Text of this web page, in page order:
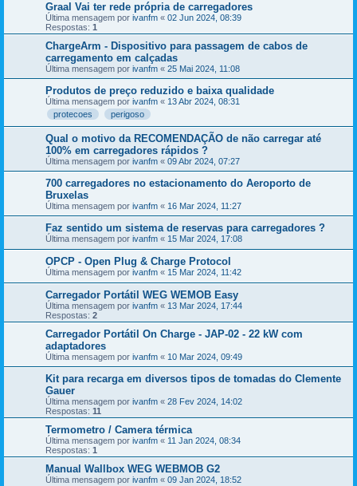
Graal Vai ter rede própria de carregadores
Última mensagem por ivanfm « 02 Jun 2024, 08:39
Respostas: 1
ChargeArm - Dispositivo para passagem de cabos de
carregamento em calçadas
Última mensagem por ivanfm « 25 Mai 2024, 11:08
Produtos de preço reduzido e baixa qualidade
Última mensagem por ivanfm « 13 Abr 2024, 08:31
protecoes
perigoso
Qual o motivo da RECOMENDAÇÃO de não carregar até
100% em carregadores rápidos ?
Última mensagem por ivanfm « 09 Abr 2024, 07:27
700 carregadores no estacionamento do Aeroporto de
Bruxelas
Última mensagem por ivanfm « 16 Mar 2024, 11:27
Faz sentido um sistema de reservas para carregadores ?
Última mensagem por ivanfm « 15 Mar 2024, 17:08
OPCP - Open Plug & Charge Protocol
Última mensagem por ivanfm « 15 Mar 2024, 11:42
Carregador Portátil WEG WEMOB Easy
Última mensagem por ivanfm « 13 Mar 2024, 17:44
Respostas: 2
Carregador Portátil On Charge - JAP-02 - 22 kW com
adaptadores
Última mensagem por ivanfm « 10 Mar 2024, 09:49
Kit para recarga em diversos tipos de tomadas do Clemente
Gauer
Última mensagem por ivanfm « 28 Fev 2024, 14:02
Respostas: 11
Termometro / Camera térmica
Última mensagem por ivanfm « 11 Jan 2024, 08:34
Respostas: 1
Manual Wallbox WEG WEBMOB G2
Última mensagem por ivanfm « 09 Jan 2024, 18:52